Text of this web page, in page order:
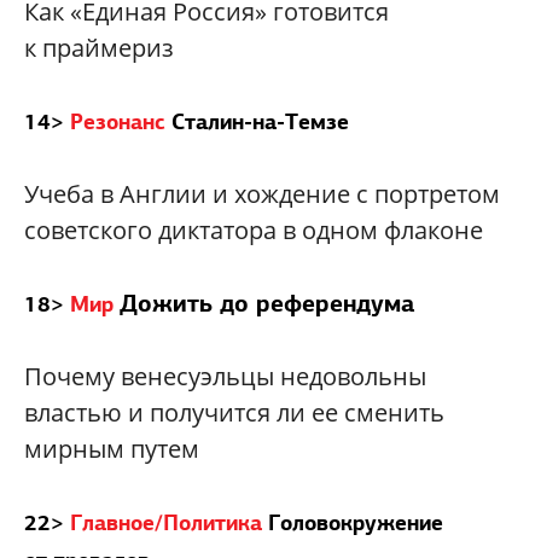
Как «Единая Россия» готовится
к праймериз
14> Резонанс Сталин-на-Темзе
Учеба в Англии и хождение с портретом
советского диктатора в одном флаконе
18> Мир Дожить до референдума
Почему венесуэльцы недовольны
властью и получится ли ее сменить
мирным путем
22> Главное/Политика Головокружение